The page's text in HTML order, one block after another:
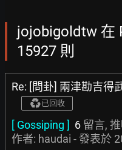
jojobigoldtw 在
15927 則
Re: [問卦] 兩津勘吉得
已回收
[ Gossiping ] 6 留言,
作者: haudai - 發表於